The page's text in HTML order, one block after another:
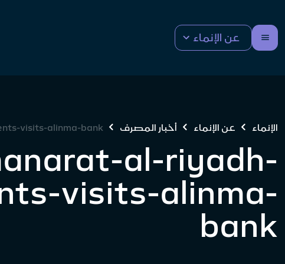
عن الإنماء
الإنماء عن الإنماء أخبار المصرف visits-alinma-bank
al-riyadh-
visits-alinma-
bank